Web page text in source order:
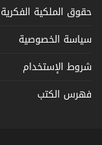
حقوق الملكية الفكرية
سياسة الخصوصية
شروط الإستخدام
فهرس الكتب